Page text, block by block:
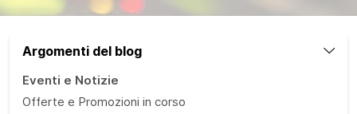
Argomenti del blog
Eventi e Notizie
Offerte e Promozioni in corso